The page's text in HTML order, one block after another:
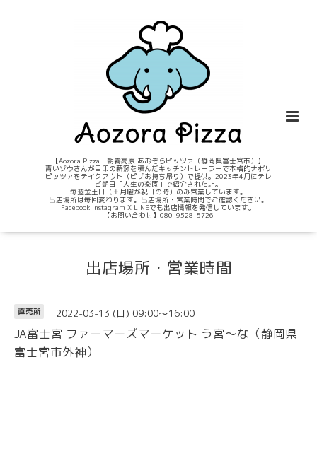
【Aozora Pizza｜朝霧高原 あおぞらピッツァ（静岡県富士宮市）】
青いゾウさんが目印の薪窯を積んだキッチントレーラーで本格的ナポリ
ピッツァをテイクアウト（ピザお持ち帰り）で提供。2023年4月にテレ
ビ朝日「人生の楽園」で紹介された店。
毎週金土日（＋月曜が祝日の時）のみ営業しています。
出店場所は毎回変わります。出店場所・営業時間でご確認ください。
Facebook Instagram X LINEでも出店情報を発信しています。
【お問い合わせ】080-9528-5726
出店場所・営業時間
直売所 2022-03-13 (日) 09:00～16:00
JA富士宮 ファーマーズマーケット う宮〜な（静岡県
富士宮市外神）